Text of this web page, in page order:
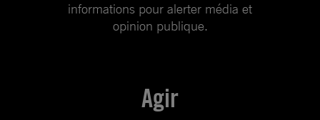
informations pour alerter média et
opinion publique.
Agir